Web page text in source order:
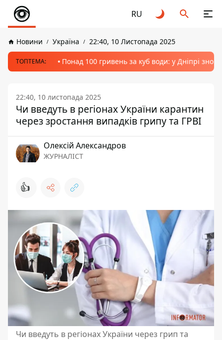
RU
Новини Україна 22:40, 10 Листопада 2025
ТОПТЕМА: Понад 100 гривень за куб води: у Дніпрі
22:40, 10 листопада 2025
Чи введуть в регіонах України карантин
через зростання випадків грипу та ГРВІ
Олексій Александров
ЖУРНАЛІСТ
👍
Чи введуть в регіонах України через грип та